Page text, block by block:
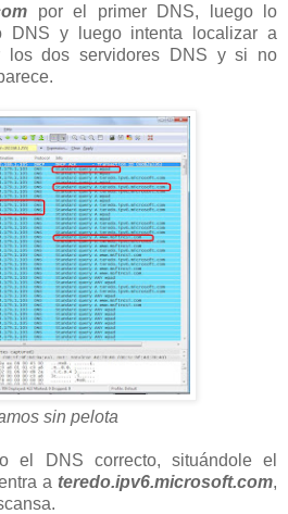
por el primer DNS, luego lo
DNS y luego intenta localizar a
los dos servidores DNS y si no
sin pelota
el DNS correcto, situándole el
a teredo.ipv6.microsoft.com,